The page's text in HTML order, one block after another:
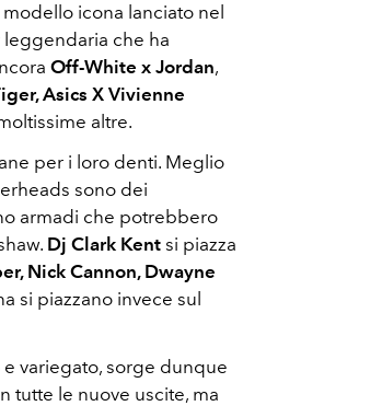
modello icona lanciato nel
leggendaria che ha
Off-White x Jordan,
Asics X Vivienne
altre.
per i loro denti. Meglio
sono dei
armadi che potrebbero
Dj Clark Kent si piazza
Nick Cannon, Dwayne
si piazzano invece sul
variegato, sorge dunque
tutte le nuove uscite, ma